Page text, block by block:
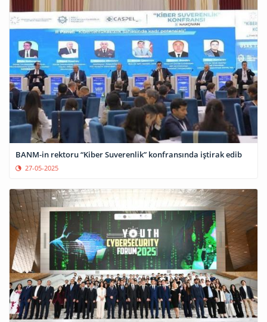
BANM-in rektoru “Kiber Suverenlik” konfransında iştirak edib
27-05-2025